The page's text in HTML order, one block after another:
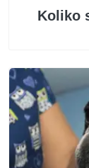
Koliko